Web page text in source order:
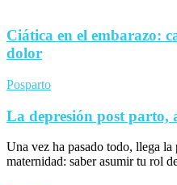
Ciática en el embarazo:
dolor
Posparto
La depresión post parto,
Una vez ha pasado todo, llega la
maternidad: saber asumir tu rol